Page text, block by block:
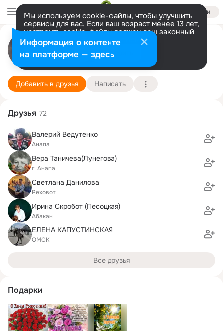
Войти
Мы используем cookie-файлы, чтобы улучшить
сервисы для вас. Если ваш возраст менее 13 лет,
настроить cookie-файлы должен ваш законный
представитель. Больше информации
Разрешить все Настроить
Светлана Гаус
Дрезден 19 июня Подробнее
Добавить в друзья Написать
Друзья 72
Валерий Ведутенко
Анапа
Вера Таничева(Лунегова)
г. Анапа
Светлана Данилова
Реховот
Ирина Скробот (Песоцкая)
Абакан
ЕЛЕНА КАПУСТИНСКАЯ
ОМСК
Все друзья
Подарки
Информация о контенте
на платформе — здесь